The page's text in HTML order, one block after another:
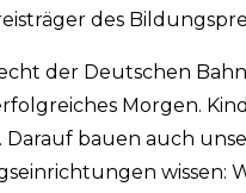
des
der Deutschen
Morgen.
bauen auch
wissen: